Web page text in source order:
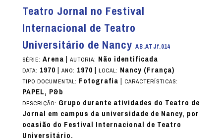
Teatro Jornal no Festival
Internacional de Teatro
Universitário de Nancy AB.ATJf.014
SÉRIE: Arena| AUTORIA: Não identificada
DATA: 1970| ANO: 1970| LOCAL: Nancy (França)
TIPO DOCUMENTAL: Fotografia| CARACTERÍSTICAS:
PAPEL, P&b
DESCRIÇÃO: Grupo durante atividades do Teatro de
Jornal em campus da universidade de Nancy, por
ocasião do Festival Internacional de Teatro